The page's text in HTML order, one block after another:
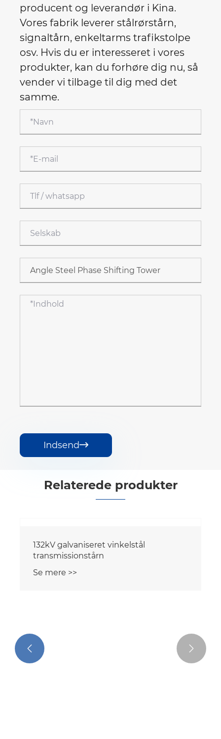
producent og leverandør i Kina.
Vores fabrik leverer stålrørstårn,
signaltårn, enkeltarms trafikstolpe
osv. Hvis du er interesseret i vores
produkter, kan du forhøre dig nu, så
vender vi tilbage til dig med det
samme.
Indsend
Relaterede produkter
 